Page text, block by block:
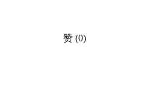
赞 (0)